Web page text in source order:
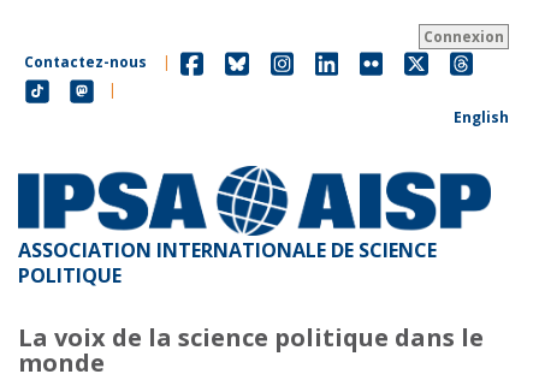
contenu
principal
Connexion
Contactez-nous
|
|
English
ASSOCIATION INTERNATIONALE DE SCIENCE
POLITIQUE
La voix de la science politique dans le
monde